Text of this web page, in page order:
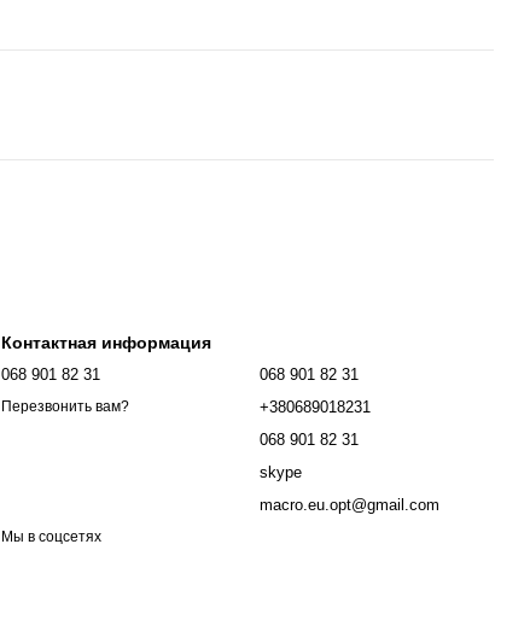
Контактная информация
068 901 82 31
Перезвонить вам?
068 901 82 31
+380689018231
068 901 82 31
skype
macro.eu.opt@gmail.com
Мы в соцсетях